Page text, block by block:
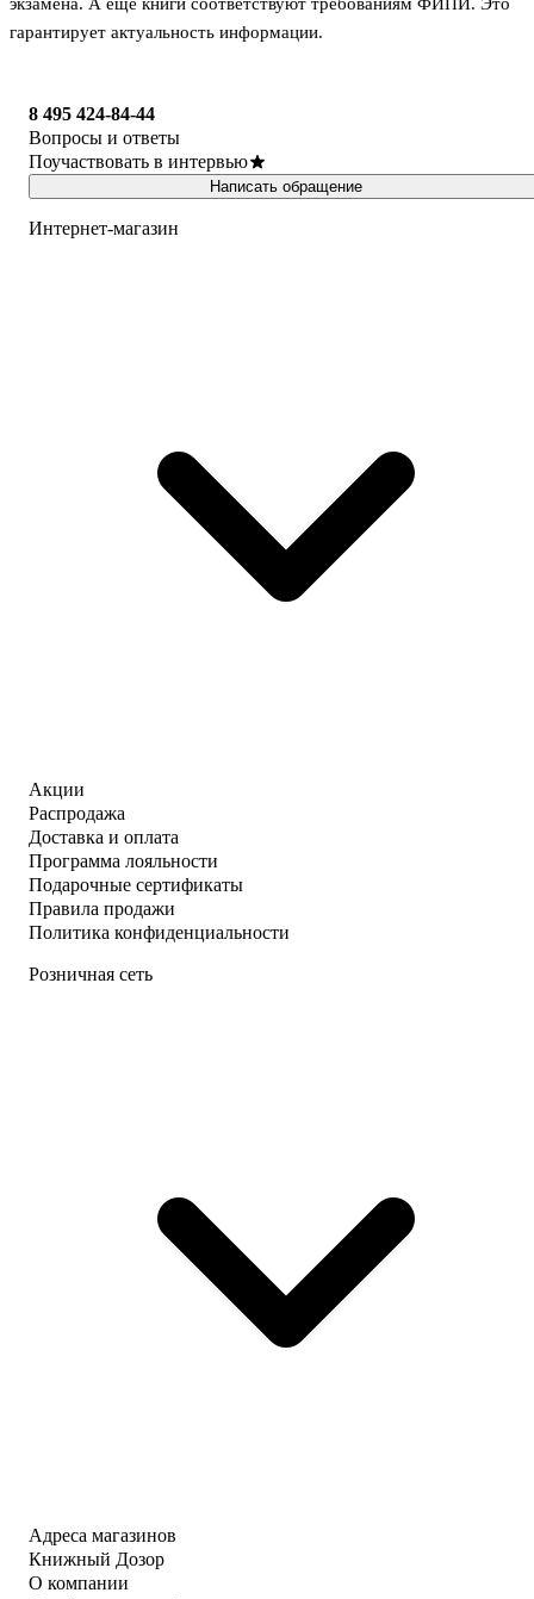
гарантирует актуальность информации.
8 495 424-84-44
Вопросы и ответы
Поучаствовать в интервью
Написать обращение
Интернет-магазин
Акции
Распродажа
Доставка и оплата
Программа лояльности
Подарочные сертификаты
Правила продажи
Политика конфиденциальности
Розничная сеть
Адреса магазинов
Книжный Дозор
О компании